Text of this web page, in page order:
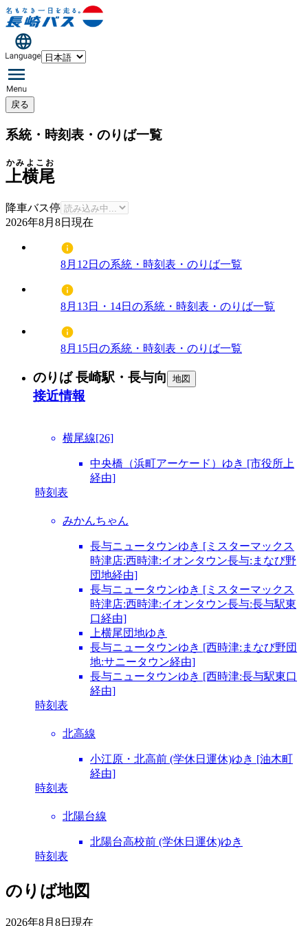
戻る
系統・時刻表・のりば一覧
上横尾
かみよこお
降車バス停
2026年8月8日 現在
8月12日の系統・時刻表・のりば一覧
8月13日・14日の系統・時刻表・のりば一覧
8月15日の系統・時刻表・のりば一覧
のりば 長崎駅・長与向 地図
接近情報
横尾線[26]
中央橋（浜町アーケード）ゆき [市役所上
経由]
時刻表
みかんちゃん
長与ニュータウンゆき [ミスターマックス
時津店:西時津:イオンタウン長与:まなび野
団地経由]
長与ニュータウンゆき [ミスターマックス
時津店:西時津:イオンタウン長与:長与駅東
口経由]
上横尾団地ゆき
長与ニュータウンゆき [西時津:まなび野団
地:サニータウン経由]
長与ニュータウンゆき [西時津:長与駅東口
経由]
時刻表
北高線
小江原・北高前 (学休日運休)ゆき [油木町
経由]
時刻表
北陽台線
北陽台高校前 (学休日運休)ゆき
時刻表
のりば地図
2026年8月8日 現在